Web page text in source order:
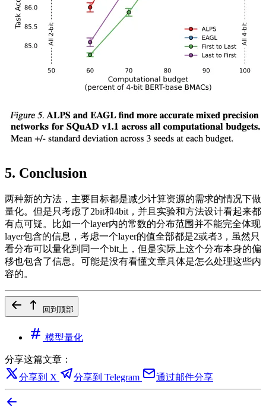
5. Conclusion
两种新的方法，主要目标都是减少计算资源的需求的情况下做
量化。但是只考虑了2bit和4bit，并且实验和方法设计看起来都
有点可疑。比如一个layer内的常数的分布范围并不能完全体现
layer包含的信息，考虑一个layer的值全部都是2或者3，虽然只
看分布可以量化到同一个bit上，但是实际上这个分布本身的偏
移也包含了信息。可能是没有看懂文章具体是怎么处理这些内
容的。
回到顶部
模型量化
分享这篇文章：
分享到 X
分享到 Telegram 通过邮件分享